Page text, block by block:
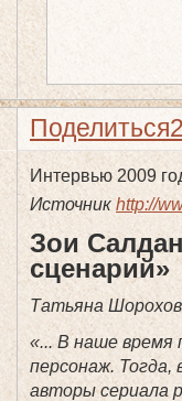
Поделиться
Интервью 2009
Источникhttp://
Зои
сценарий»
Татьяна
«... В наше время
персонаж.
авторы сериала